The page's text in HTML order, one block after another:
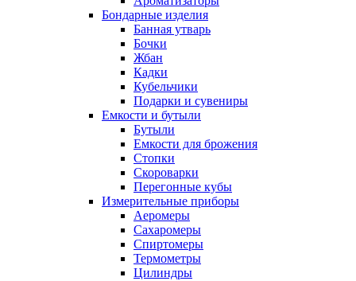
Бондарные изделия
Банная утварь
Бочки
Жбан
Кадки
Кубельчики
Подарки и сувениры
Емкости и бутыли
Бутыли
Емкости для брожения
Стопки
Скороварки
Перегонные кубы
Измерительные приборы
Аеромеры
Сахаромеры
Спиртомеры
Термометры
Цилиндры